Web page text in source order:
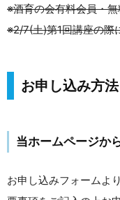
※酒育の会有料会員・
※2/7(土)第1回講座の際
お申し込み方法
当ホームページか
お申し込みフォームよ